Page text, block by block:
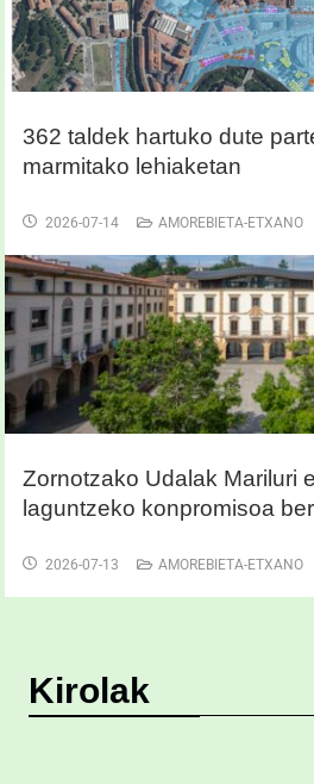
362 taldek hartuko dute
marmitako lehiaketan
2026-07-14 AMOREBIETA-ETXANO
Zornotzako Udalak Mariluri
laguntzeko konpromisoa
2026-07-13 AMOREBIETA-ETXANO
Kirolak